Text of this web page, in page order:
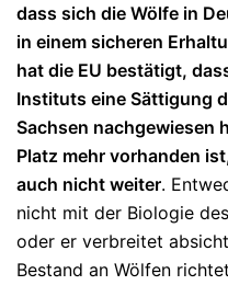
dass sich die Wölfe in
in einem sicheren
hat die EU bestätigt,
Instituts eine Sättigung
Sachsen nachgewiesen
Platz mehr vorhanden
auch nicht weiter.
nicht mit der Biologie
oder er verbreitet
Bestand an Wölfen